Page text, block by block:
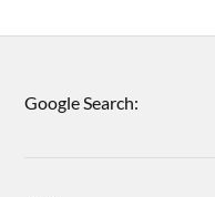
Google Search: